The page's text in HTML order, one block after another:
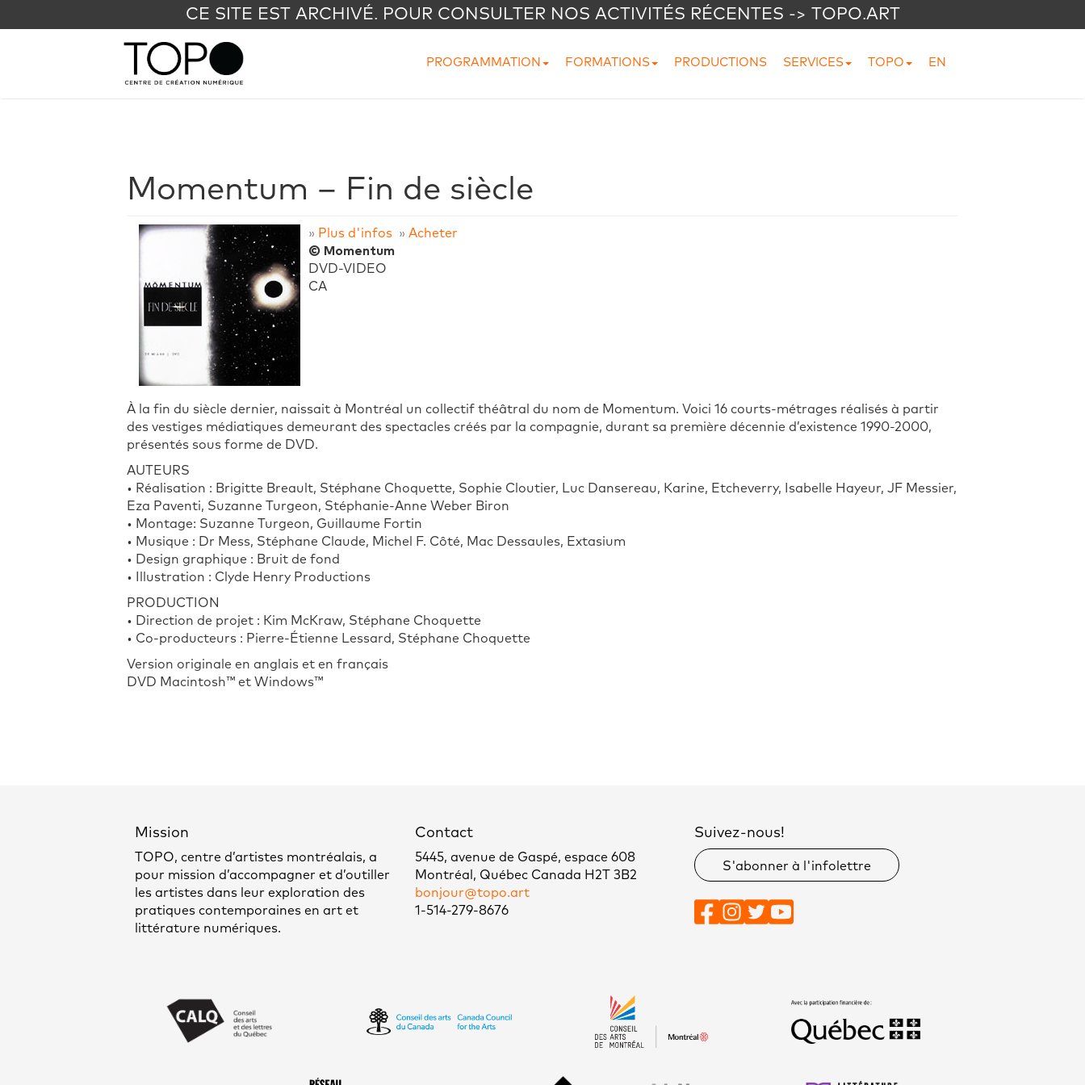
CE SITE EST ARCHIVÉ. POUR CONSULTER NOS ACTIVITÉS RÉCENTES -> TOPO.ART
PROGRAMMATION FORMATIONS PRODUCTIONS SERVICES TOPO EN
Momentum – Fin de siècle
» Plus d'infos » Acheter
© Momentum
DVD-VIDEO
CA
À la fin du siècle dernier, naissait à Montréal un collectif théâtral du nom de Momentum. Voici 16 courts-métrages réalisés à partir
des vestiges médiatiques demeurant des spectacles créés par la compagnie, durant sa première décennie d’existence 1990-2000,
présentés sous forme de DVD.
AUTEURS
• Réalisation : Brigitte Breault, Stéphane Choquette, Sophie Cloutier, Luc Dansereau, Karine, Etcheverry, Isabelle Hayeur, JF Messier,
Eza Paventi, Suzanne Turgeon, Stéphanie-Anne Weber Biron
• Montage: Suzanne Turgeon, Guillaume Fortin
• Musique : Dr Mess, Stéphane Claude, Michel F. Côté, Mac Dessaules, Extasium
• Design graphique : Bruit de fond
• Illustration : Clyde Henry Productions
PRODUCTION
• Direction de projet : Kim McKraw, Stéphane Choquette
• Co-producteurs : Pierre-Étienne Lessard, Stéphane Choquette
Version originale en anglais et en français
DVD Macintosh™ et Windows™
Mission
TOPO, centre d’artistes montréalais, a
pour mission d’accompagner et d’outiller
les artistes dans leur exploration des
pratiques contemporaines en art et
littérature numériques.
Contact
5445, avenue de Gaspé, espace 608
Montréal, Québec Canada H2T 3B2
bonjour@topo.art
1-514-279-8676
Suivez-nous!
S'abonner à l'infolettre